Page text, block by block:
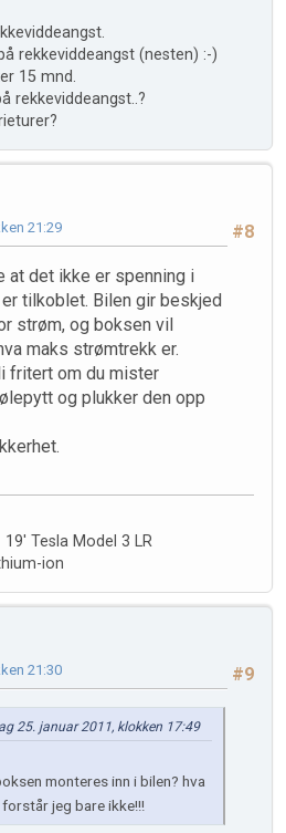
rekkeviddeangst (nesten) :-)
15 mnd.
rekkeviddeangst..?
#8
21:29
at det ikke er spenning i
tilkoblet. Bilen gir beskjed
strøm, og boksen vil
maks strømtrekk er.
fritert om du mister
og plukker den opp
Tesla Model 3 LR
ion
#9
21:30
25. januar 2011, klokken 17:49
monteres inn i bilen? hva
jeg bare ikke!!!